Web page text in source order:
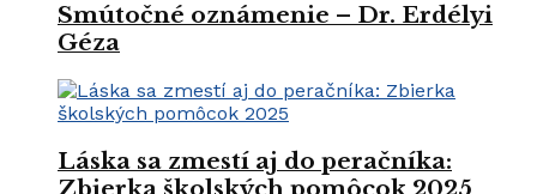
Smútočné oznámenie – Dr. Erdélyi
Géza
Láska sa zmestí aj do peračníka:
Zbierka školských pomôcok 2025